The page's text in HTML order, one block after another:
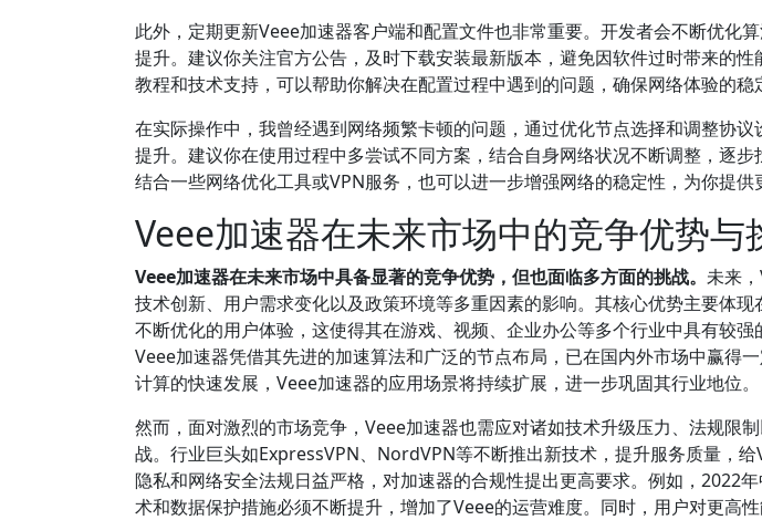
此外，定期更新Veee加速器客户端和配置文件也非常重要。开发者会不断优化
提升。建议你关注官方公告，及时下载安装最新版本，避免因软件过时带来的
教程和技术支持，可以帮助你解决在配置过程中遇到的问题，确保网络体验的稳
在实际操作中，我曾经遇到网络频繁卡顿的问题，通过优化节点选择和调整协
提升。建议你在使用过程中多尝试不同方案，结合自身网络状况不断调整，逐步
结合一些网络优化工具或VPN服务，也可以进一步增强网络的稳定性，为你提供
Veee加速器在未来市场中的竞争优势与
Veee加速器在未来市场中具备显著的竞争优势，但也面临多方面的挑战。 未来
技术创新、用户需求变化以及政策环境等多重因素的影响。其核心优势主要体
不断优化的用户体验，这使得其在游戏、视频、企业办公等多个行业中具有较强
Veee加速器凭借其先进的加速算法和广泛的节点布局，已在国内外市场中赢得
计算的快速发展，Veee加速器的应用场景将持续扩展，进一步巩固其行业地位。
然而，面对激烈的市场竞争，Veee加速器也需应对诸如技术升级压力、法规限
战。行业巨头如ExpressVPN、NordVPN等不断推出新技术，提升服务质量，
隐私和网络安全法规日益严格，对加速器的合规性提出更高要求。例如，2022
术和数据保护措施必须不断提升，增加了Veee的运营难度。同时，用户对更高